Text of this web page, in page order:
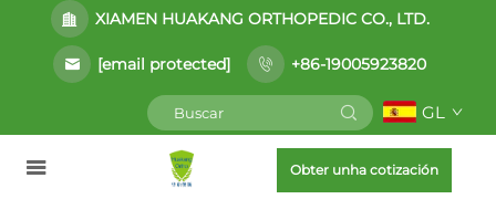
XIAMEN HUAKANG ORTHOPEDIC CO., LTD.
[email protected] +86-19005923820
GL
Obter unha cotización